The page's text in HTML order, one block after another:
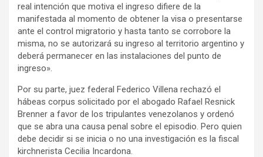
real intención que motiva el ingreso difiere de la
manifestada al momento de obtener la visa o presentarse
ante el control migratorio y hasta tanto se corrobore la
misma, no se autorizará su ingreso al territorio argentino y
deberá permanecer en las instalaciones del punto de
ingreso».
Por su parte, juez federal Federico Villena rechazó el
hábeas corpus solicitado por el abogado Rafael Resnick
Brenner a favor de los tripulantes venezolanos y ordenó
que se abra una causa penal sobre el episodio. Pero quien
debe decidir si se inicia o no una investigación es la fiscal
kirchnerista Cecilia Incardona.